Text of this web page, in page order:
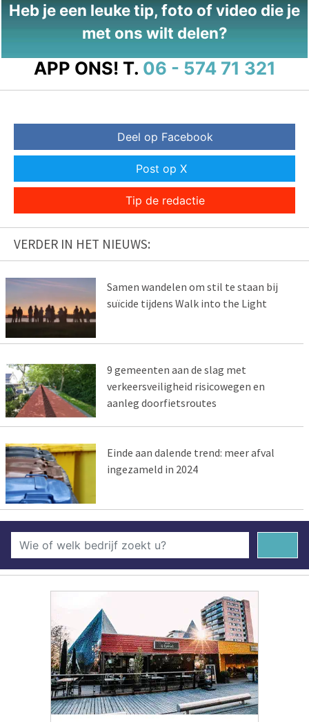
Heb je een leuke tip, foto of video die je
met ons wilt delen?
APP ONS! T. 06 - 574 71 321
Deel op Facebook
Post op X
Tip de redactie
VERDER IN HET NIEUWS:
Samen wandelen om stil te staan bij
suïcide tijdens Walk into the Light
9 gemeenten aan de slag met
verkeersveiligheid risicowegen en
aanleg doorfietsroutes
Einde aan dalende trend: meer afval
ingezameld in 2024